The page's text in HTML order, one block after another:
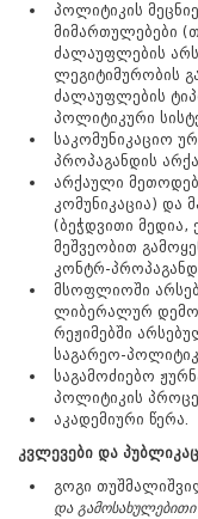
პოლიტიკის
მიმართულებები
ძალაუფლების
ლეგიტიმურობის
ძალაუფლების
პოლიტიკური
საკომუნიკაციო
პროპაგანდის
არქაული
კომუნიკაცია) და
(ბეჭდვითი
მეშვეობით
კონტრ-
მსოფლიოში
ლიბერალურ
რეჟიმებში
საგარეო-
საგამოძიებო
პოლიტიკის
აკადემიური წერა.
კვლევები და
გოგი
და გამოსახულებითი